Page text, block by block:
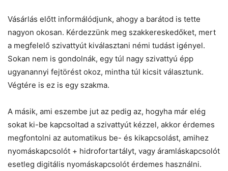
Vásárlás előtt informálódjunk, ahogy a barátod is tette
nagyon okosan. Kérdezzünk meg szakkereskedőket, mert
a megfelelő szivattyút kiválasztani némi tudást igényel.
Sokan nem is gondolnák, egy túl nagy szivattyú épp
ugyanannyi fejtörést okoz, mintha túl kicsit választunk.
Végtére is ez is egy szakma.
A másik, ami eszembe jut az pedig az, hogyha már elég
sokat ki-be kapcsoltad a szivattyút kézzel, akkor érdemes
megfontolni az automatikus be- és kikapcsolást, amihez
nyomáskapcsolót + hidrofortartályt, vagy áramláskapcsolót
esetleg digitális nyomáskapcsolót érdemes használni.